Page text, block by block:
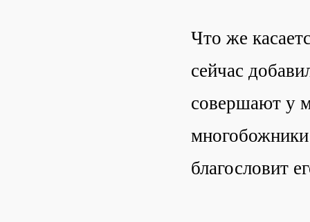
Что же
сейчас
совершают у
благословит